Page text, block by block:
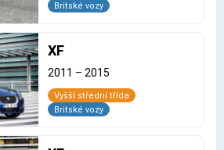
Britské vozy
XF
2011 – 2015
Vyšší střední třída
Britské vozy